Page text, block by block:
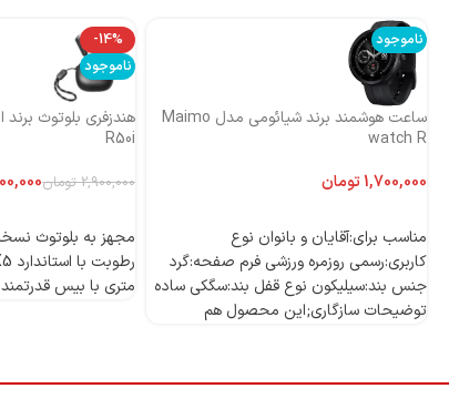
ناموجود
ساعت هوشمند برند شیائومی مدل Maimo
watch R
تومان
مناسب برای:آقایان و بانوان نوع
کاربری:رسمی روزمره ورزشی فرم صفحه:گرد
جنس بند:سیلیکون نوع قفل بند:سگکی ساده
توضیحات سازگاری;این محصول هم
-14%
ناموجود
R50i
2,900,000 تومان
متری با بیس قدرتمند